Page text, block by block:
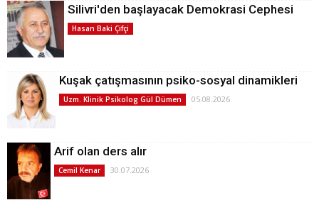
Silivri'den başlayacak Demokrasi Cephesi
Hasan Baki Çifçi
Kuşak çatışmasının psiko-sosyal dinamikleri
Uzm. Klinik Psikolog Gül Dümen 05.08.2026
Arif olan ders alır
Cemil Kenar 30.07.2026